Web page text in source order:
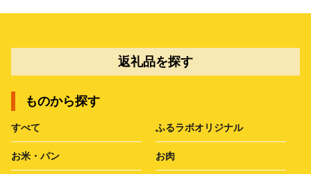
返礼品を探す
ものから探す
すべて ふるラボオリジナル
お米・パン お肉